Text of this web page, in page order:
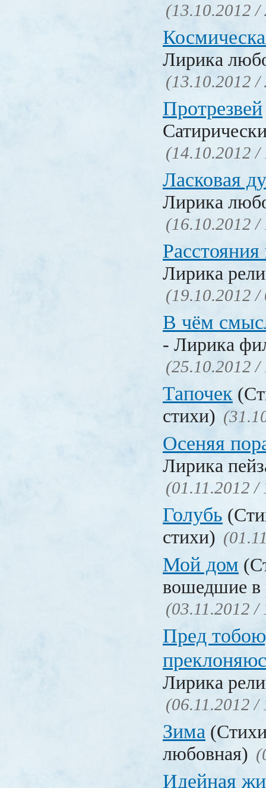
(13.10.2012 /
Лирика
(13.10.2012 /
Протрезвей
(14.10.2012 /
Ласковая
Лирика
(16.10.2012 /
Лирика
(19.10.2012 /
В чём
- Лирика
(25.10.2012 /
Тапочек
стихи)
Осеняя
Лирика
(01.11.2012 /
Голубь
стихи)
Мой дом
вошедшие в
(03.11.2012 /
Пред
Лирика
(06.11.2012 /
Зима
любовная)
Идейная